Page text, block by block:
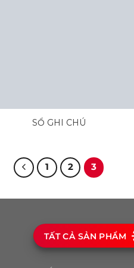
SỔ GHI CHÚ
1 2 3
TẤT CẢ SẢN PHẨM